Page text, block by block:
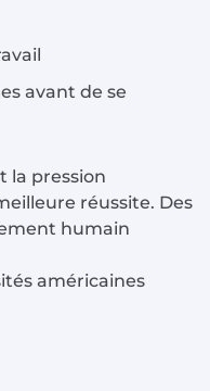
avant de se
la pression
réussite. Des
humain
américaines